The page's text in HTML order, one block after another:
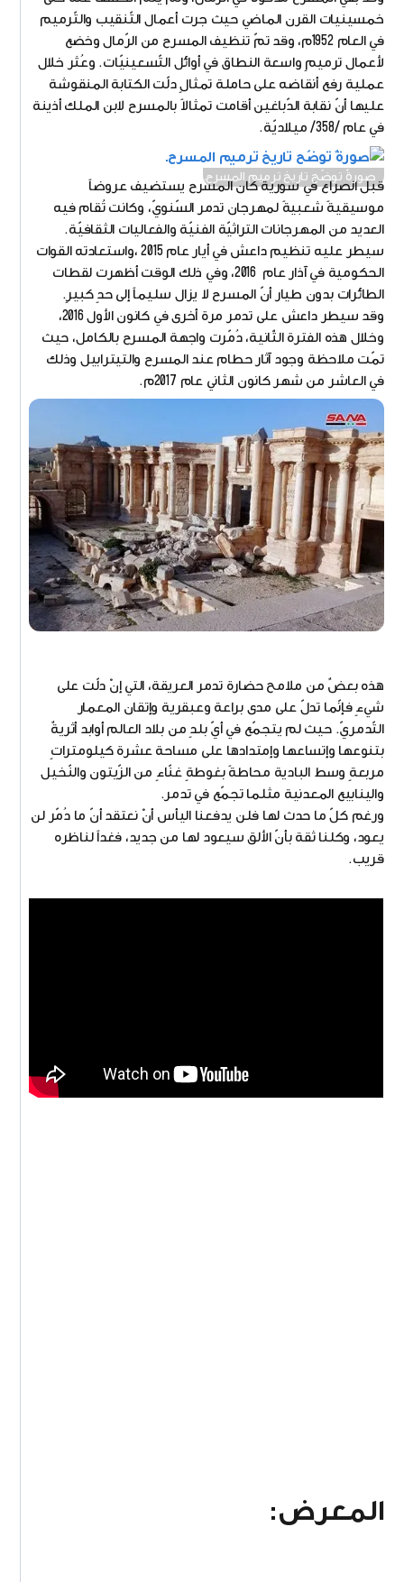
خمسينيات القرن الماضي حيث جرت أعمال التّنقيب والتّرميم
في العام 1952م، وقد تمّ تنظيف المسرح من الرّمال وخضع
لأعمال ترميمٍ واسعة النطاق في أوائل التّسعينيّات. وعُثر خلال
عملية رفع أنقاضه على حاملة تمثالٍ دلّت الكتابة المنقوشة
عليها أنّ نقابة الدّباغين أقامت تمثالاً بالمسرح لابن الملك أذينة
في عام /358/ ميلاديّة.
صورةٌ توضّح تاريخ ترميم المسرح.
قبل الصراع في سورية كان المسرح يستضيف عروضاً
موسيقيةً شعبيةً لمهرجان تدمر السّنويّ، وكانت تُقام فيه
العديد من المهرجانات التراثيّة الفنيّة والفعاليات الثقافيّة.
سيطر عليه تنظيم داعش في أيار عام 2015 ،واستعادته القوات
الحكومية في آذار عام 2016، وفي ذلك الوقت أظهرت لقطات
الطائرات بدون طيار أنّ المسرح لا يزال سليماً إلى حدٍ كبيرٍ.
وقد سيطر داعش على تدمر مرة أخرى في كانون الأول 2016،
وخلال هذه الفترة الثّانية، دُمّرت واجهة المسرح بالكامل، حيث
تمّت ملاحظة وجود آثار حطام عند المسرح والتيترابيل وذلك
في العاشر من شهر كانون الثاني عام 2017م.
هذه بعضٌ من ملامح حضارة تدمر العريقة، التي إنْ دلّت على
شيءٍ فإنّما تدلّ على مدى براعة وعبقرية وإتقان المعمار
التّدمريّ. حيث لم يتجمّع في أيّ بلدٍ من بلاد العالم أوابد أثريةٌ
بتنوعها وإتساعها وإمتدادها على مساحة عشرة كيلومتراتٍ
مربعةٍ وسط البادية محاطةً بغوطةٍ غنّاءٍ من الزّيتون والنّخيل
والينابيع المعدنية مثلما تجمّع في تدمر.
ورغم كلّ ما حدث لها فلن يدفعنا اليأس أنْ نعتقد أنّ ما دُمّر لن
يعود، وكلنا ثقة بأنّ الألق سيعود لها من جديد، فغداً لناظره
قريب.
المعرض: